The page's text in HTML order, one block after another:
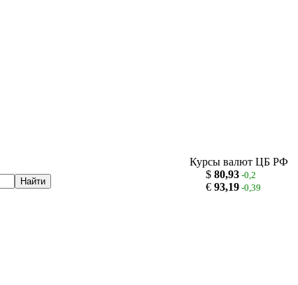
Найти
Курсы валют ЦБ РФ
$ 80,93-0,2
€ 93,19-0,39